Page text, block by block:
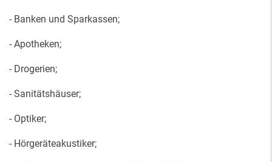
- Banken und Sparkassen;
- Apotheken;
- Drogerien;
- Sanitätshäuser;
- Optiker;
- Hörgeräteakustiker;